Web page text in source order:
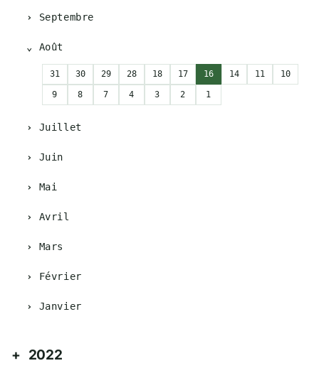
Septembre
Août
31 30 29 28 18 17 16 14 11 10
9 8 7 4 3 2 1
Juillet
Juin
Mai
Avril
Mars
Février
Janvier
2022